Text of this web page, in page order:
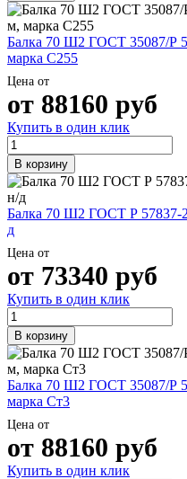
Балка 70 Ш2 ГОСТ 35087/Р
марка С255
Цена от
от 88160 руб
Купить в один клик
В корзину
Балка 70 Ш2 ГОСТ Р 57837-
д
Цена от
от 73340 руб
Купить в один клик
В корзину
Балка 70 Ш2 ГОСТ 35087/Р
марка Ст3
Цена от
от 88160 руб
Купить в один клик